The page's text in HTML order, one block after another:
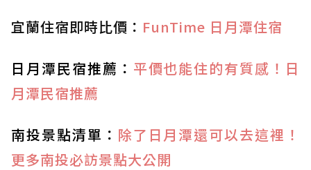
宜蘭住宿即時比價： FunTime 日月潭住宿
日月潭民宿推薦： 平價也能住的有質感！日
月潭民宿推薦
南投景點清單： 除了日月潭還可以去這裡！
更多南投必訪景點大公開